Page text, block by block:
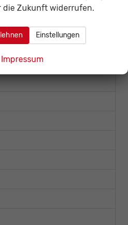
die Zukunft widerrufen.
Einstellungen
Impressum